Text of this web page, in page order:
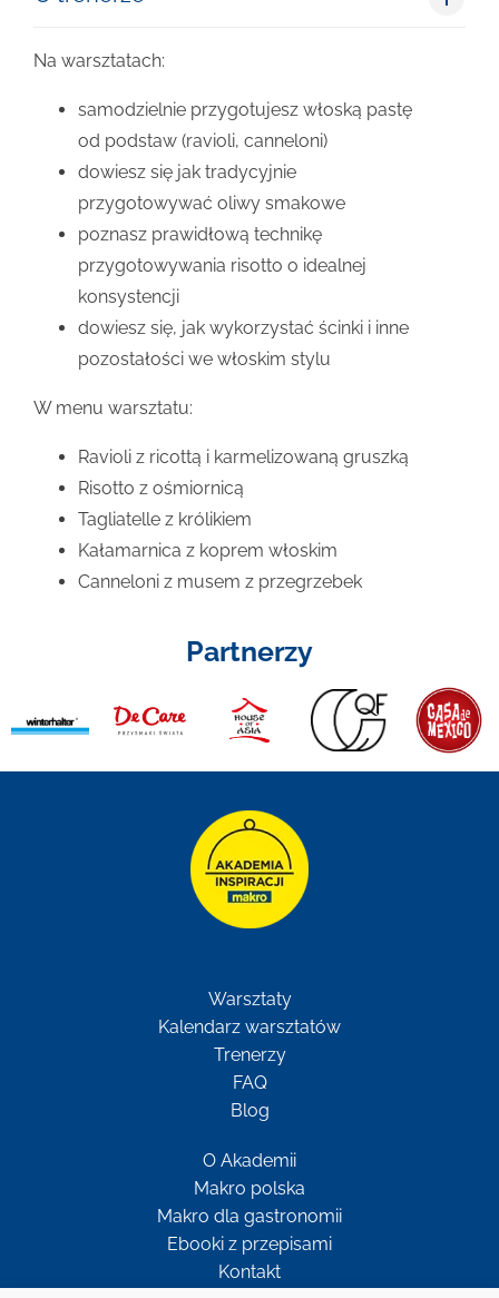
Na warsztatach:
samodzielnie przygotujesz włoską pastę
od podstaw (ravioli, canneloni)
dowiesz się jak tradycyjnie
przygotowywać oliwy smakowe
poznasz prawidłową technikę
przygotowywania risotto o idealnej
konsystencji
dowiesz się, jak wykorzystać ścinki i inne
pozostałości we włoskim stylu
W menu warsztatu:
Ravioli z ricottą i karmelizowaną gruszką
Risotto z ośmiornicą
Tagliatelle z królikiem
Kałamarnica z koprem włoskim
Canneloni z musem z przegrzebek
Partnerzy
Warsztaty
Kalendarz warsztatów
Trenerzy
FAQ
Blog
O Akademii
Makro polska
Makro dla gastronomii
Ebooki z przepisami
Kontakt